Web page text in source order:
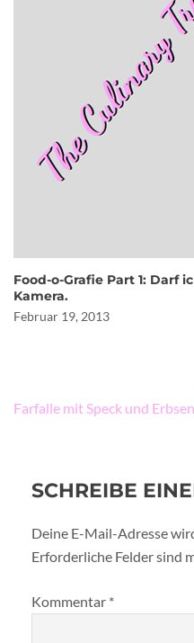
Food-o-Grafie Part 1: Darf
Kamera.
Februar 19, 2013
Beitragsnavigation
Farfalle mit Speck und Erbsen
SCHREIBE
Deine E-Mail-Adresse
Erforderliche Felder sind
Kommentar *